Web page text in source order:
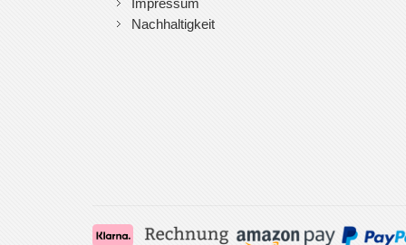
Impressum
Nachhaltigkeit